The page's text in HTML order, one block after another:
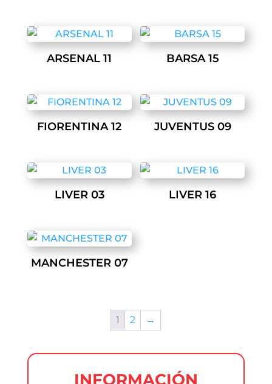
ARSENAL 11 BARSA 15
FIORENTINA 12 JUVENTUS 09
LIVER 03 LIVER 16
MANCHESTER 07
1 2 →
INFORMACIÓN